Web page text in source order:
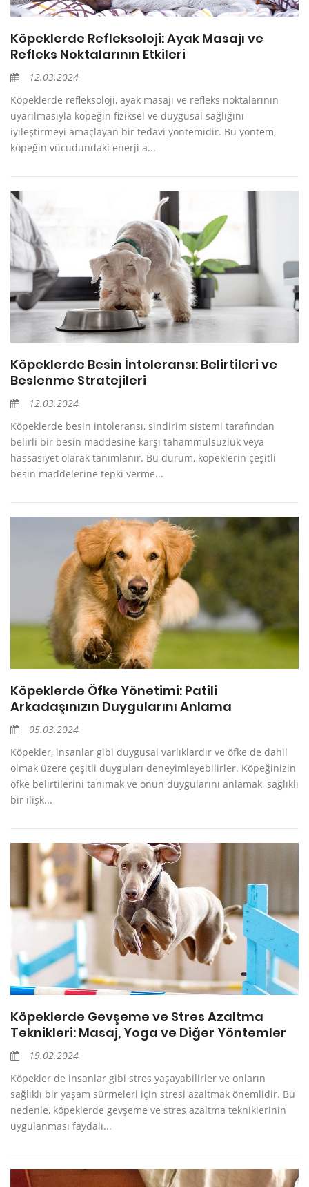
Köpeklerde Refleksoloji: Ayak Masajı ve
Refleks Noktalarının Etkileri
12.03.2024
Köpeklerde refleksoloji, ayak masajı ve refleks noktalarının
uyarılmasıyla köpeğin fiziksel ve duygusal sağlığını
iyileştirmeyi amaçlayan bir tedavi yöntemidir. Bu yöntem,
köpeğin vücudundaki enerji a...
Köpeklerde Besin İntoleransı: Belirtileri ve
Beslenme Stratejileri
12.03.2024
Köpeklerde besin intoleransı, sindirim sistemi tarafından
belirli bir besin maddesine karşı tahammülsüzlük veya
hassasiyet olarak tanımlanır. Bu durum, köpeklerin çeşitli
besin maddelerine tepki verme...
Köpeklerde Öfke Yönetimi: Patili
Arkadaşınızın Duygularını Anlama
05.03.2024
Köpekler, insanlar gibi duygusal varlıklardır ve öfke de dahil
olmak üzere çeşitli duyguları deneyimleyebilirler. Köpeğinizin
öfke belirtilerini tanımak ve onun duygularını anlamak, sağlıklı
bir ilişk...
Köpeklerde Gevşeme ve Stres Azaltma
Teknikleri: Masaj, Yoga ve Diğer Yöntemler
19.02.2024
Köpekler de insanlar gibi stres yaşayabilirler ve onların
sağlıklı bir yaşam sürmeleri için stresi azaltmak önemlidir. Bu
nedenle, köpeklerde gevşeme ve stres azaltma tekniklerinin
uygulanması faydalı...